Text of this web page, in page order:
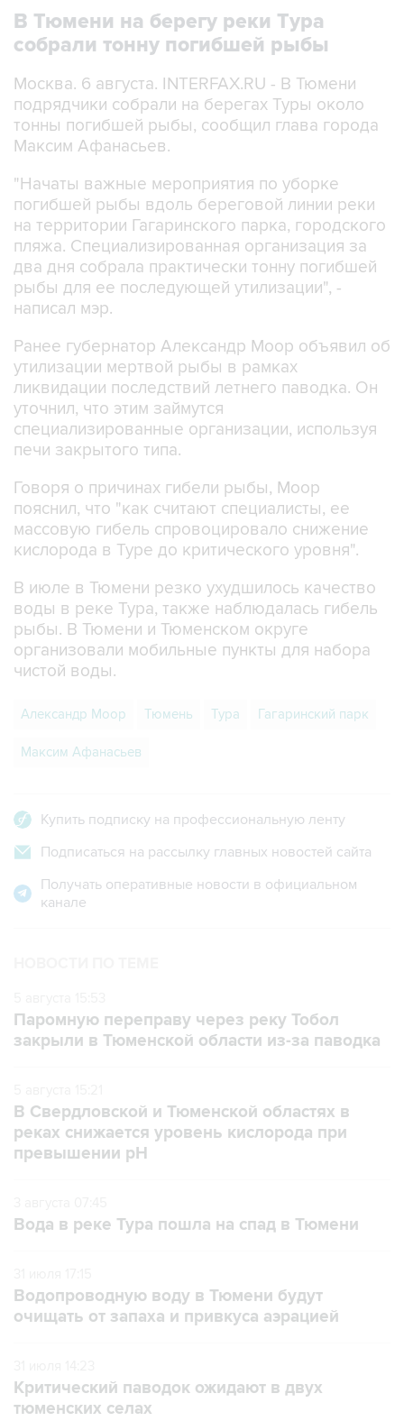
В Тюмени на берегу реки Тура
собрали тонну погибшей рыбы
Москва. 6 августа. INTERFAX.RU - В Тюмени
подрядчики собрали на берегах Туры около
тонны погибшей рыбы, сообщил глава города
Максим Афанасьев.
"Начаты важные мероприятия по уборке
погибшей рыбы вдоль береговой линии реки
на территории Гагаринского парка, городского
пляжа. Специализированная организация за
два дня собрала практически тонну погибшей
рыбы для ее последующей утилизации", -
написал мэр.
Ранее губернатор Александр Моор объявил об
утилизации мертвой рыбы в рамках
ликвидации последствий летнего паводка. Он
уточнил, что этим займутся
специализированные организации, используя
печи закрытого типа.
Говоря о причинах гибели рыбы, Моор
пояснил, что "как считают специалисты, ее
массовую гибель спровоцировало снижение
кислорода в Туре до критического уровня".
В июле в Тюмени резко ухудшилось качество
воды в реке Тура, также наблюдалась гибель
рыбы. В Тюмени и Тюменском округе
организовали мобильные пункты для набора
чистой воды.
Александр Моор Тюмень Тура Гагаринский парк
Максим Афанасьев
Купить подписку на профессиональную ленту
Подписаться на рассылку главных новостей сайта
Получать оперативные новости в официальном
канале
Паромную переправу через реку Тобол
закрыли в Тюменской области из-за паводка
В Свердловской и Тюменской областях в
реках снижается уровень кислорода при
превышении рН
Вода в реке Тура пошла на спад в Тюмени
Водопроводную воду в Тюмени будут
очищать от запаха и привкуса аэрацией
Критический паводок ожидают в двух
тюменских селах